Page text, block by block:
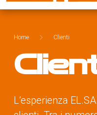
Home Clienti
L’esperienza